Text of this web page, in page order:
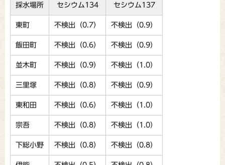
採水場所 セシウム134 セシウム137
東町 不検出（0.7） 不検出（0.9）
飯田町 不検出（0.6） 不検出（0.9）
並木町 不検出（0.9） 不検出（1.0）
三里塚 不検出（0.8） 不検出（0.9）
東和田 不検出（0.6） 不検出（1.0）
宗吾 不検出（0.8） 不検出（1.0）
下総小野 不検出（0.8） 不検出（0.8）